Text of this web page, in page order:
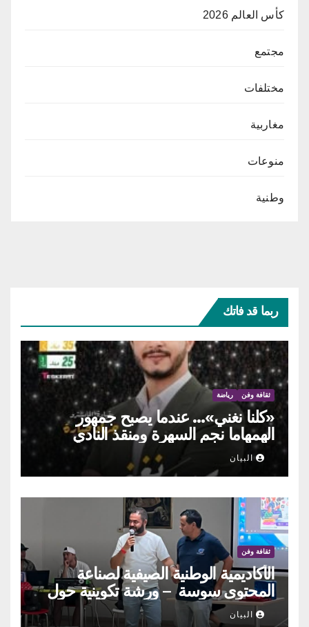
كأس العالم 2026
مجتمع
مختلفات
مغاربية
منوعات
وطنية
ربما قد فاتك
ثقافة وفن رياضة
«كلنا نغني»… عندما يصبح جمهور
الهمهاما نجم السهرة ومنقذ النادي
البيان
ثقافة وفن
الأكاديمية الوطنية الصيفية لصناعة
المحتوى سوسة – ورشة تكوينية حول
الحوكمة التشاركية
البيان